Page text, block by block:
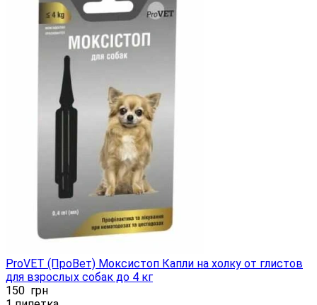
ProVET (ПроВет) Моксистоп Капли на холку от глистов
для взрослых собак до 4 кг
150 грн